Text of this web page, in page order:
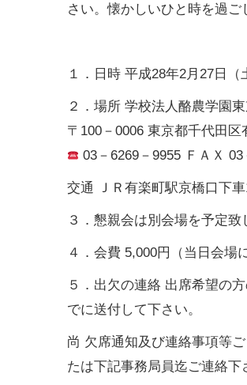
さい。懐かしいひと時を過
１．日時 平成28年2月27日（
２．場所 学校法人酪農学園
〒100－0006 東京都千代田
03－6269－9955 ＦＡＸ 03
交通 ＪＲ有楽町駅京橋口下
３．懇親会は別会場を予定
４．会費 5,000円（当日会場
５．出欠の連絡 出席希望の
でに送付して下さい。
尚 欠席通知及び連絡事項等
たは下記事務局員迄ご連絡下